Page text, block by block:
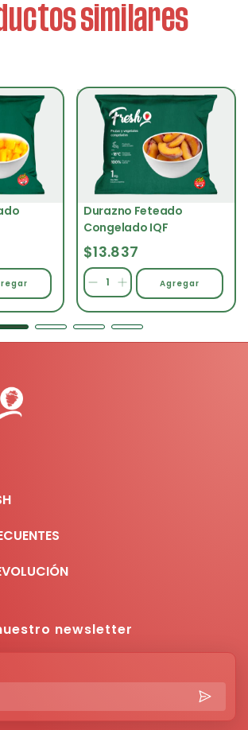
similares
Durazno Feteado
Congelado IQF
$13.837
Agregar
newsletter